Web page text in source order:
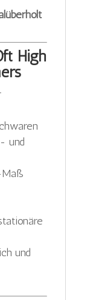
High
und
Maß
und